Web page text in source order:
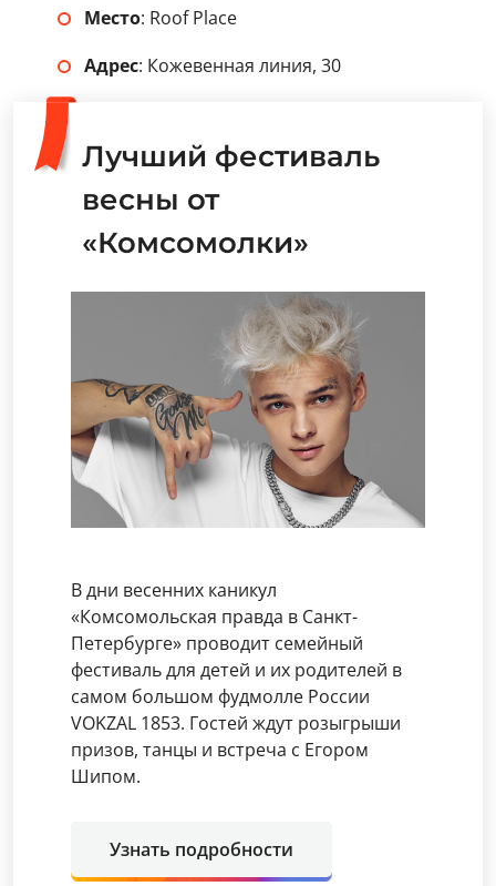
Место: Roof Place
Адрес: Кожевенная линия, 30
Лучший фестиваль
весны от
«Комсомолки»
В дни весенних каникул
«Комсомольская правда в Санкт-
Петербурге» проводит семейный
фестиваль для детей и их родителей в
самом большом фудмолле России
VOKZAL 1853. Гостей ждут розыгрыши
призов, танцы и встреча с Егором
Шипом.
Узнать подробности